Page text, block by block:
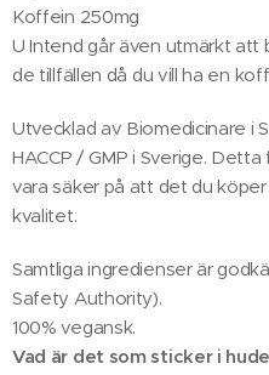
Koffein 250mg
U Intend går även utmärkt att
de tillfällen då du vill ha en
Utvecklad av Biomedicinare i
HACCP / GMP i Sverige.
vara säker på att det du
kvalitet.
Samtliga ingredienser är
Safety Authority).
100% vegansk.
Vad är det som sticker i